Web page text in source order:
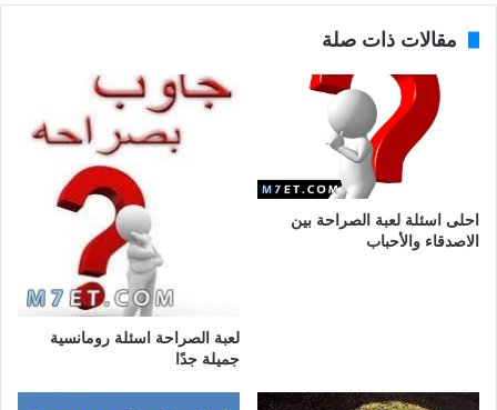
مقالات ذات صلة
احلى اسئلة لعبة الصراحة بين
الاصدقاء والأحباب
لعبة الصراحة اسئلة رومانسية
جميلة جدًا